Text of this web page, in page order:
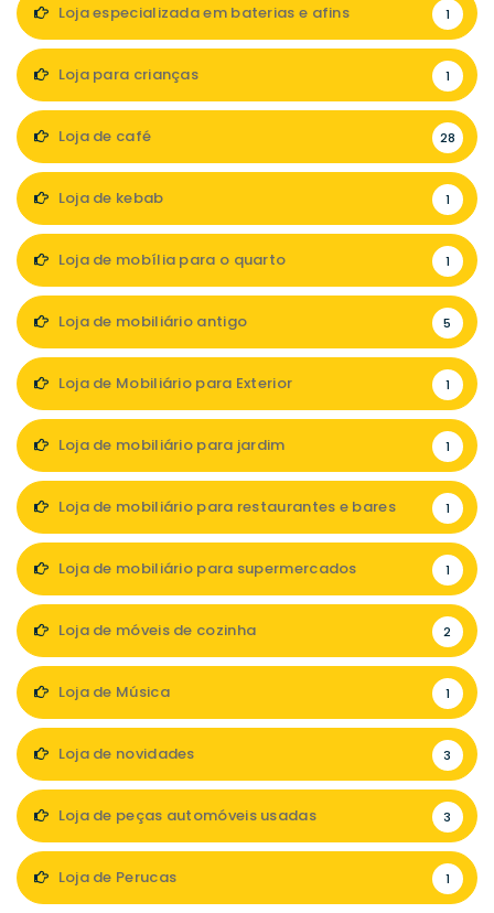
Loja especializada em baterias e afins 1
Loja para crianças 1
Loja de café 28
Loja de kebab 1
Loja de mobília para o quarto 1
Loja de mobiliário antigo 5
Loja de Mobiliário para Exterior 1
Loja de mobiliário para jardim 1
Loja de mobiliário para restaurantes e bares 1
Loja de mobiliário para supermercados 1
Loja de móveis de cozinha 2
Loja de Música 1
Loja de novidades 3
Loja de peças automóveis usadas 3
Loja de Perucas 1